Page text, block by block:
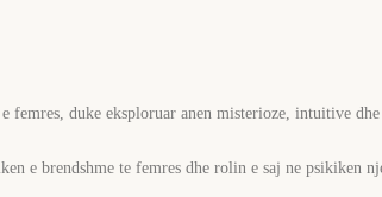
duke eksploruar anen misterioze, intuitive
brendshme te femres dhe rolin e saj ne psikiken